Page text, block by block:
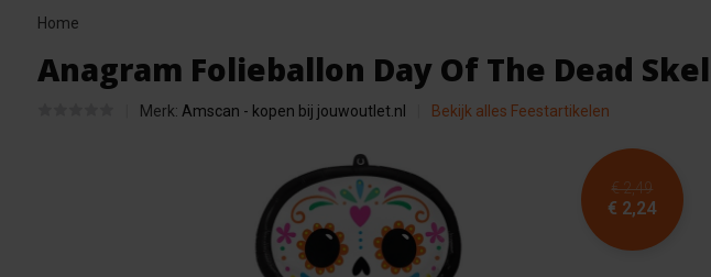
Home
Anagram Folieballon Day Of The Dead
Merk: Amscan - kopen bij jouwoutlet.nl Bekijk alles Feestartikelen
€ 2,49
€ 2,24